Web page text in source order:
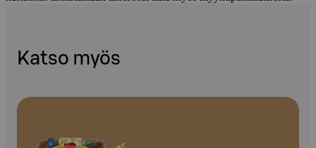
Katso myös